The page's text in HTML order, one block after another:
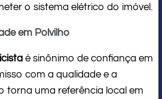
o sistema elétrico do imóvel.
em Polvilho
é sinônimo de confiança em
com a qualidade e a
torna uma referência local em